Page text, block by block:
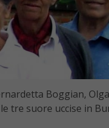
Boggian,
le tre suore uccise in